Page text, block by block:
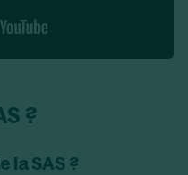
?
la SAS ?